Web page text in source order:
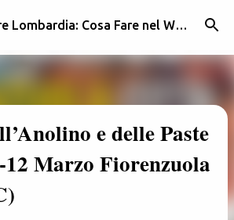
ai contenuti principali Eventi e Sagre Lombardia: Cosa Fare nel Weekend | Weekendidea
e delle Paste
Marzo Fiorenzuola